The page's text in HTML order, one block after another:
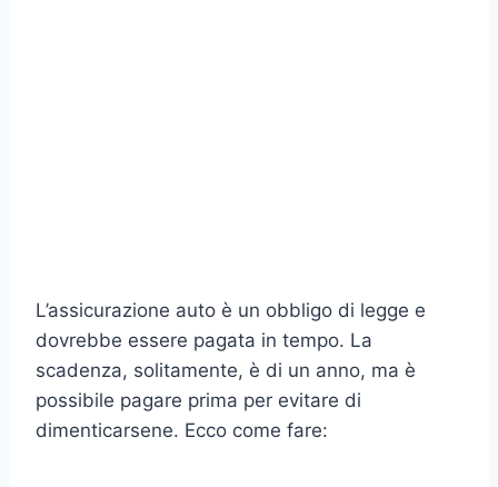
L’assicurazione auto è un obbligo di legge e
dovrebbe essere pagata in tempo. La
scadenza, solitamente, è di un anno, ma è
possibile pagare prima per evitare di
dimenticarsene. Ecco come fare: